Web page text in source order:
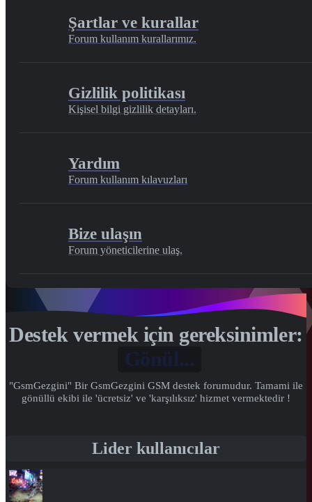
Şartlar ve kurallar
Forum kullanım kurallarımız.
Gizlilik politikası
Kişisel bilgi gizlilik detayları.
Yardım
Forum kullanım kılavuzları
Bize ulaşın
Forum yöneticilerine ulaş.
Destek vermek için gereksinimler:
Gönül...
"GsmGezgini" Bir GsmGezgini GSM destek forumudur. Tamami ile
gönüllü ekibi ile 'ücretsiz' ve 'karşılıksız' hizmet vermektedir !
Lider kullanıcılar